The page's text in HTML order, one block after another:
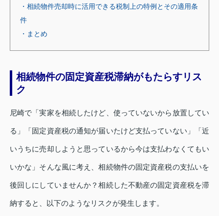
・相続物件売却時に活用できる税制上の特例とその適用条
件
・まとめ
相続物件の固定資産税滞納がもたらすリス
ク
尼崎で「実家を相続したけど、使っていないから放置してい
る」「固定資産税の通知が届いたけど支払っていない」「近
いうちに売却しようと思っているから今は支払わなくてもい
いかな」そんな風に考え、相続物件の固定資産税の支払いを
後回しにしていませんか？相続した不動産の固定資産税を滞
納すると、以下のようなリスクが発生します。